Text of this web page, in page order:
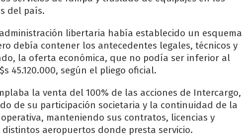
del país.
libertaria había establecido un esquema
debía contener los antecedentes legales, técnicos y
la oferta económica, que no podía ser inferior al
45.120.000, según el pliego oficial.
la venta del 100% de las acciones de Intercargo,
de su participación societaria y la continuidad de la
manteniendo sus contratos, licencias y
aeropuertos donde presta servicio.